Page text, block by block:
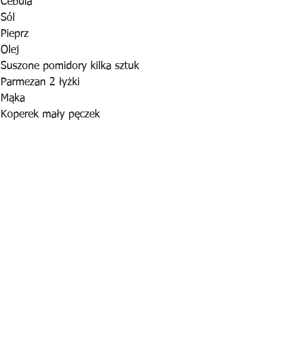
Sól
Pieprz
Olej
Suszone pomidory kilka sztuk
Parmezan 2 łyżki
Mąka
Koperek mały pęczek